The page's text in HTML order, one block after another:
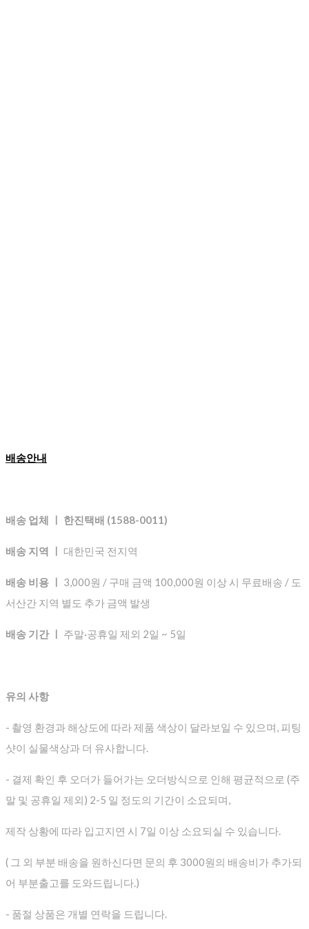
배송안내
배송 업체 ㅣ 한진택배 (1588-0011)
배송 지역 ㅣ 대한민국 전지역
배송 비용 ㅣ 3,000원 / 구매 금액 100,000원 이상 시 무료배송 / 도
서산간 지역 별도 추가 금액 발생
배송 기간 ㅣ 주말·공휴일 제외 2일 ~ 5일
유의 사항
- 촬영 환경과 해상도에 따라 제품 색상이 달라보일 수 있으며, 피팅
샷이 실물색상과 더 유사합니다.
- 결제 확인 후 오더가 들어가는 오더방식으로 인해 평균적으로 (주
말 및 공휴일 제외) 2-5 일 정도의 기간이 소요되며,
제작 상황에 따라 입고지연 시 7일 이상 소요되실 수 있습니다.
( 그 외 부분 배송을 원하신다면 문의 후 3000원의 배송비가 추가되
어 부분출고를 도와드립니다.)
- 품절 상품은 개별 연락을 드립니다.